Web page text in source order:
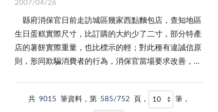
缺乏充分的覺省，又焉能怨觀光市道的每況愈下？
總之，就金門觀光而言，開拓客源市場、發揮策略整
合戰力都很重要，但觀光特色，以及服務質量的根本不
能或忘。如今，「五一黃金週」期間，將有近千名泉州
旅客取道「小三通」抵金參訪；但同時，台灣旅遊業卻
數足足少了一半。質與價如何取捨，又如何確保「金門
遊」物超所值，實是我們喜迎「五一黃金週」應先自省
力，「火種」則是民間投資的信心。事實上，大陸的對
台政策較之我方，顯得較為寬鬆，金門在此利基下，自
力開拓金門特色的「邊境經濟」或連動「海西區」發
紅色丘疹，如沒有適當治療，死亡率高達六成，所以，
特呼籲前往野外或山區的民眾，最好能夠穿著長袖衣
褲，以免惹蟲上身。尤其，在野外旅遊或工作時，應儘
量不要進入草叢地帶，注意避免皮膚暴露，最好穿著長
劑，若發現身體不適，應儘速就醫，並告知醫師旅遊、
暴露及接觸史，以便早日診斷，對症下藥，以免延誤治
為範圍，籍設金門、年齡二十歲以上的縣民為對象。
平情而論，民意調查雖為當下展現真實民意，以及民
心走向的普遍做法，卻仍存在不少誤區及盲點，如何掌
握民意調查的可性度及可靠性，才是一次規模民調的重
其一，取樣的符合；依照「統計學」的概念，取樣數
的精準度，直接攸關調查結果的準確性；例如：樣本的
程，並在媒體公告週知，似乎讓人有放鞭炮驚麻雀的感
覺。因為，取締酒駕之目的，是為保障用路人安全，降
低酒後開車肇事機率，提供民眾真正安全無虞的交通環
境，減少生命財產損失，所以，取締酒駕理應採不定
理處罰條例」第三十五條規定，駕駛人酒精濃度經測試
2007/04/26
縣府消保官日前走訪城區幾家西點麵包店，查知地區
生日蛋糕實際尺寸，比訂購的大約少了二寸，部分特產
店的薯餅實際重量，也比標示的輕；對此種有違誠信原
則，形同欺騙消費者的行為，消保官當場要求改善，並
者服務中心接獲申訴，指出在地區某家西點麵包坊購買
共 9015 筆資料，第 585/752 頁， 筆，